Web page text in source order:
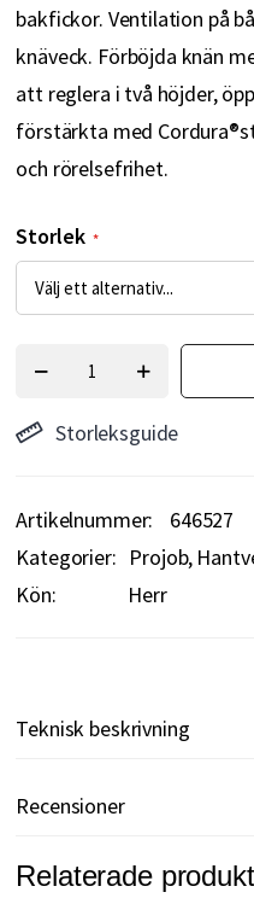
bakfickor. Ventilation på
knäveck. Förböjda knän
att reglera i två höjder,
förstärkta med
och rörelsefrihet.
Storlek
Storleksguide
Artikelnummer
646527
Kategorier: Projob
Kön:
Herr
Teknisk beskrivning
Recensioner
Relaterade